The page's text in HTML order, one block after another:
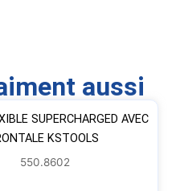
aussi
SUPERCHARGED AVEC
KSTOOLS
550.8602